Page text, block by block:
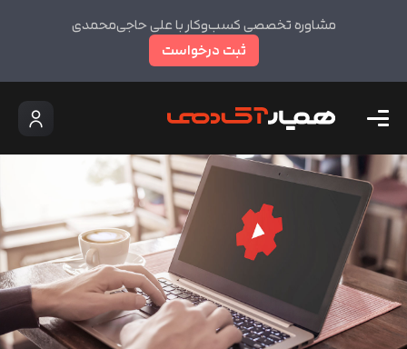
مشاوره تخصصی کسب‌وکار با علی حاجی‌محمدی
ثبت درخواست